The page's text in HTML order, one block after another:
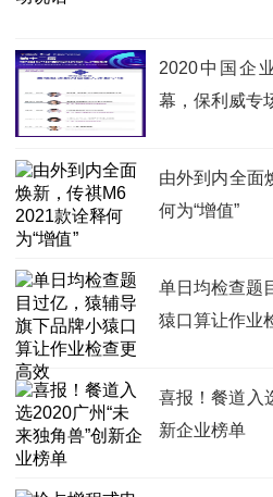
2020中国企
幕，保利威专
由外到内全面
何为“增值”
单日均检查题
猿口算让作业
喜报！餐道入
新企业榜单